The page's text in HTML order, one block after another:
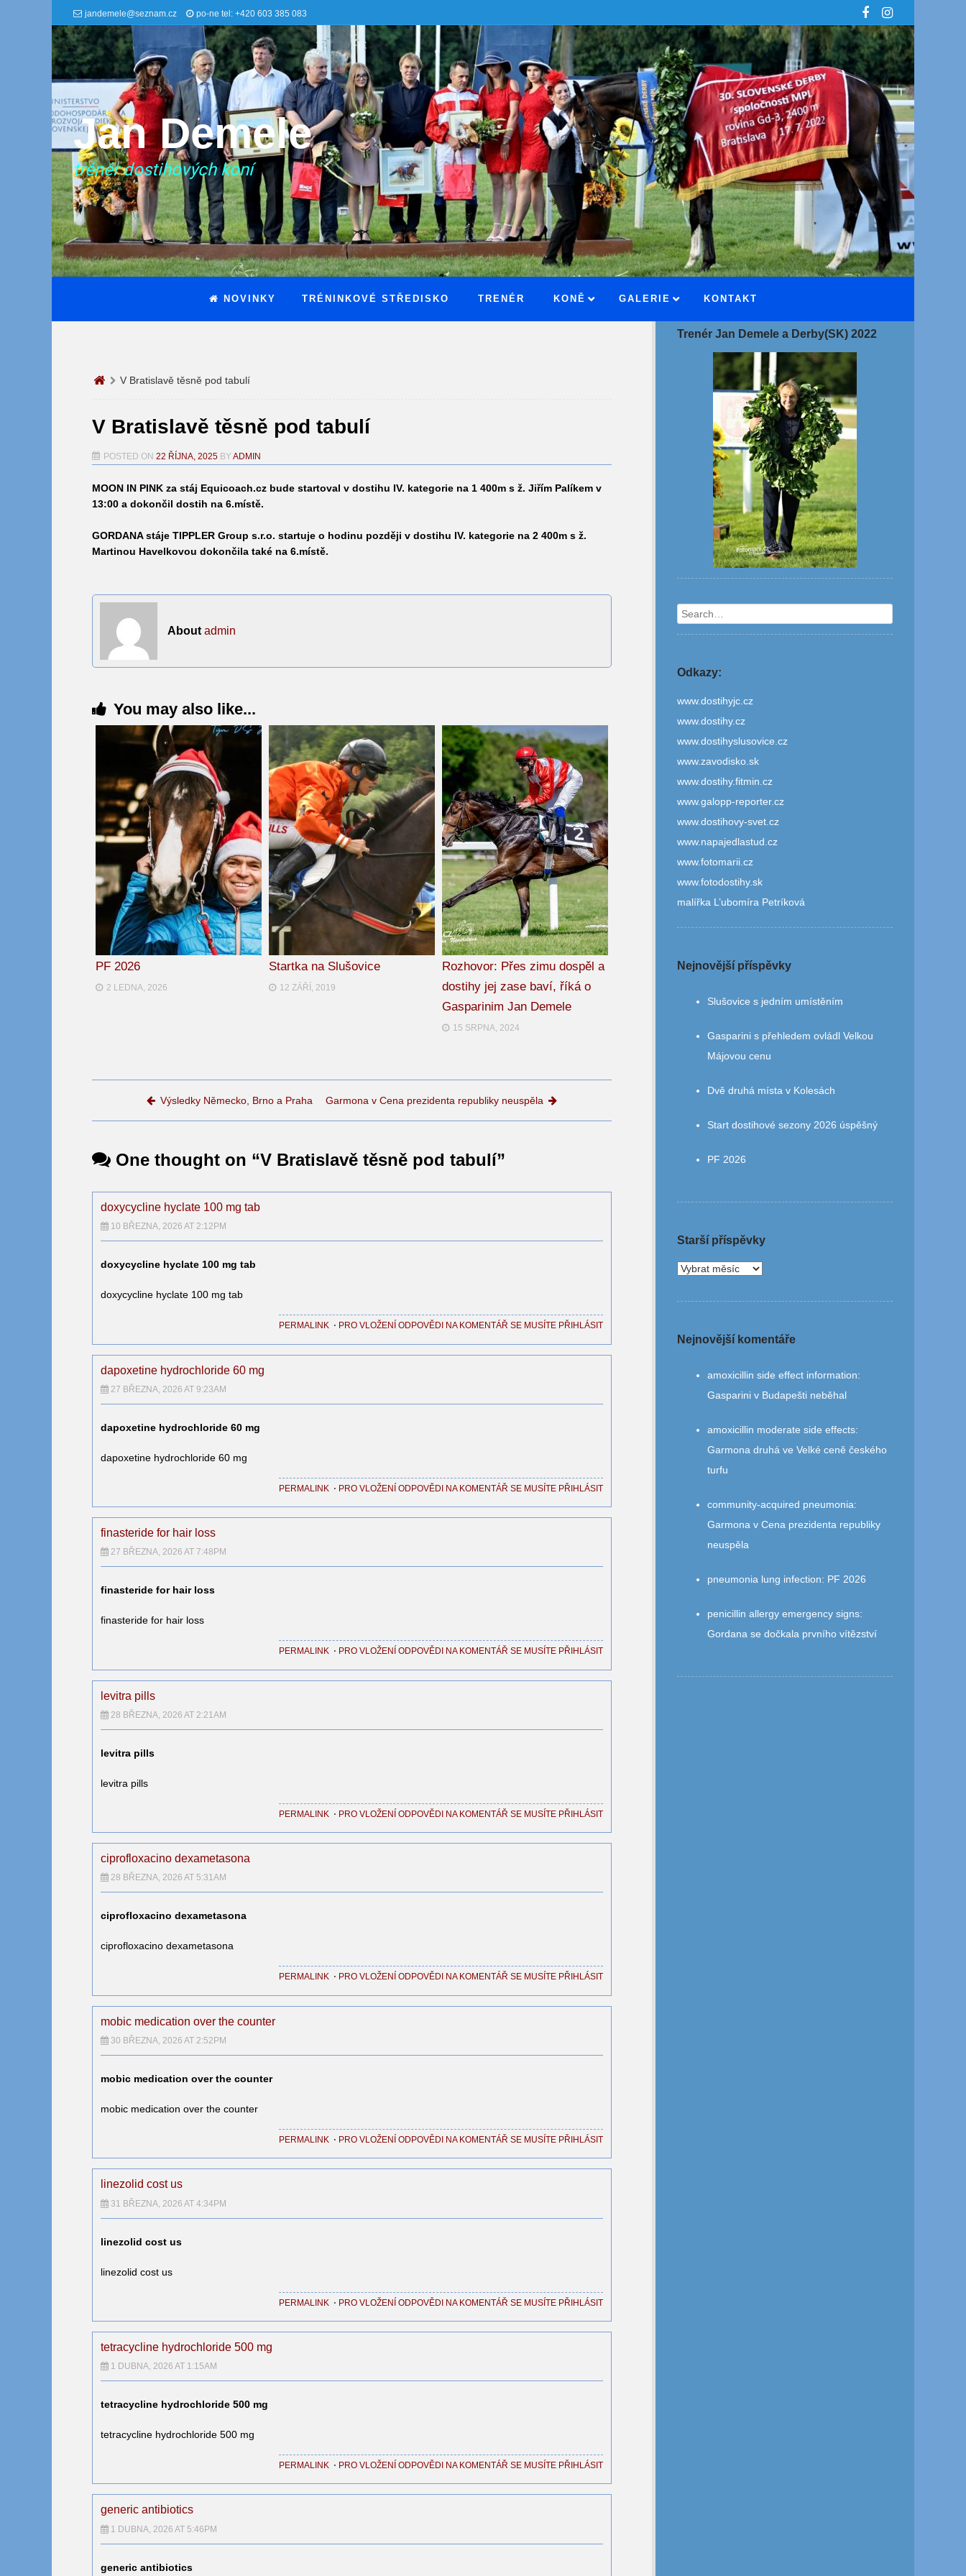
jandemele@seznam.cz po-ne tel: +420 603 385 083
Jan Demele
trénér dostihových koní
NOVINKY TRÉNINKOVÉ STŘEDISKO TRENÉR KONĚ GALERIE KONTAKT
V Bratislavě těsně pod tabulí
V Bratislavě těsně pod tabulí
POSTED ON 22 ŘÍJNA, 2025 BYADMIN
MOON IN PINK za stáj Equicoach.cz bude startoval v dostihu IV. kategorie na 1 400m s ž. Jiřím Palíkem v
13:00 a dokončil dostih na 6.místě.
GORDANAstáje TIPPLER Group s.r.o. startuje o hodinu později v dostihu IV. kategorie na 2 400m s ž.
Martinou Havelkovou dokončila také na 6.místě.
About admin
You may also like...
PF 2026
2 LEDNA, 2026
Startka na Slušovice
12 ZÁŘÍ, 2019
Rozhovor: Přes zimu dospěl a
dostihy jej zase baví, říká o
Gasparinim Jan Demele
15 SRPNA, 2024
Post navigation
Výsledky Německo, Brno a Praha Garmona v Cena prezidenta republiky neuspěla
One thought on “V Bratislavě těsně pod tabulí”
doxycycline hyclate 100 mg tab
10 BŘEZNA, 2026 AT 2:12PM
doxycycline hyclate 100 mg tab
doxycycline hyclate 100 mg tab
PERMALINK⋅ PRO VLOŽENÍ ODPOVĚDI NA KOMENTÁŘ SE MUSÍTE PŘIHLÁSIT
dapoxetine hydrochloride 60 mg
27 BŘEZNA, 2026 AT 9:23AM
dapoxetine hydrochloride 60 mg
dapoxetine hydrochloride 60 mg
PERMALINK⋅ PRO VLOŽENÍ ODPOVĚDI NA KOMENTÁŘ SE MUSÍTE PŘIHLÁSIT
finasteride for hair loss
27 BŘEZNA, 2026 AT 7:48PM
finasteride for hair loss
finasteride for hair loss
PERMALINK⋅ PRO VLOŽENÍ ODPOVĚDI NA KOMENTÁŘ SE MUSÍTE PŘIHLÁSIT
levitra pills
28 BŘEZNA, 2026 AT 2:21AM
levitra pills
levitra pills
PERMALINK⋅ PRO VLOŽENÍ ODPOVĚDI NA KOMENTÁŘ SE MUSÍTE PŘIHLÁSIT
ciprofloxacino dexametasona
28 BŘEZNA, 2026 AT 5:31AM
ciprofloxacino dexametasona
ciprofloxacino dexametasona
PERMALINK⋅ PRO VLOŽENÍ ODPOVĚDI NA KOMENTÁŘ SE MUSÍTE PŘIHLÁSIT
mobic medication over the counter
30 BŘEZNA, 2026 AT 2:52PM
mobic medication over the counter
mobic medication over the counter
PERMALINK⋅ PRO VLOŽENÍ ODPOVĚDI NA KOMENTÁŘ SE MUSÍTE PŘIHLÁSIT
linezolid cost us
31 BŘEZNA, 2026 AT 4:34PM
linezolid cost us
linezolid cost us
PERMALINK ⋅ PRO VLOŽENÍ ODPOVĚDI NA KOMENTÁŘ SE MUSÍTE PŘIHLÁSIT
tetracycline hydrochloride 500 mg
1 DUBNA, 2026 AT 1:15AM
tetracycline hydrochloride 500 mg
tetracycline hydrochloride 500 mg
PERMALINK⋅ PRO VLOŽENÍ ODPOVĚDI NA KOMENTÁŘ SE MUSÍTE PŘIHLÁSIT
generic antibiotics
1 DUBNA, 2026 AT 5:46PM
generic antibiotics
Trenér Jan Demele a Derby(SK) 2022
Search
Odkazy:
www.dostihyjc.cz
www.dostihy.cz
www.dostihyslusovice.cz
www.zavodisko.sk
www.dostihy.fitmin.cz
www.galopp-reporter.cz
www.dostihovy-svet.cz
www.napajedlastud.cz
www.fotomarii.cz
www.fotodostihy.sk
malířka L’ubomíra Petríková
Nejnovější příspěvky
Slušovice s jedním umístěním
Gasparini s přehledem ovládl Velkou
Májovou cenu
Dvě druhá místa v Kolesách
Start dostihové sezony 2026 úspěšný
PF 2026
Starší příspěvky
Nejnovější komentáře
amoxicillin side effect information:
Gasparini v Budapešti neběhal
amoxicillin moderate side effects:
Garmona druhá ve Velké ceně českého
turfu
community‑acquired pneumonia:
Garmona v Cena prezidenta republiky
neuspěla
pneumonia lung infection: PF 2026
penicillin allergy emergency signs:
Gordana se dočkala prvního vítězství